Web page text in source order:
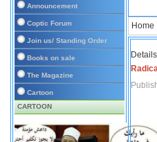
Announcement
Coptic Forum
Join us/ Standing Order
Books on sale
The Magazine
Cartoon
CARTOON
Home
Details